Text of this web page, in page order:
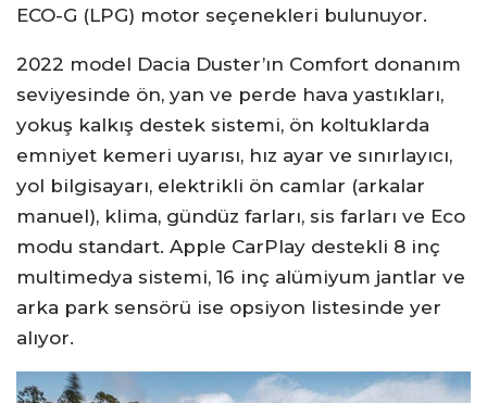
ECO-G (LPG) motor seçenekleri bulunuyor.
2022 model Dacia Duster’ın Comfort donanım
seviyesinde ön, yan ve perde hava yastıkları,
yokuş kalkış destek sistemi, ön koltuklarda
emniyet kemeri uyarısı, hız ayar ve sınırlayıcı,
yol bilgisayarı, elektrikli ön camlar (arkalar
manuel), klima, gündüz farları, sis farları ve Eco
modu standart. Apple CarPlay destekli 8 inç
multimedya sistemi, 16 inç alümiyum jantlar ve
arka park sensörü ise opsiyon listesinde yer
alıyor.